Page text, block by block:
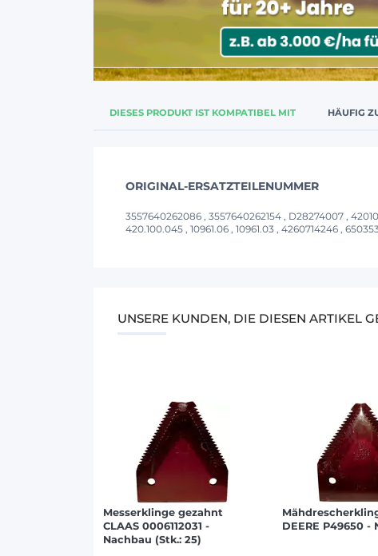
DIESES PRODUKT IST KOMPATIBEL MIT HÄUFIG
ORIGINAL-ERSATZTEILENUMMER
3557640262086 , 3557640262154 , D28274007 ,
420.100.045 , 10961.06 , 10961.03 , 4260714246 ,
UNSERE KUNDEN, DIE DIESEN ARTIKEL
Messerklinge gezahnt
CLAAS 0006112031 -
Nachbau (Stk.: 25)
DEERE P49650 -